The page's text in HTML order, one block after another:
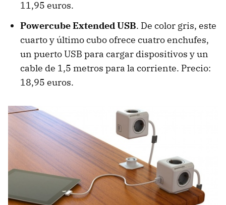
11,95 euros.
Powercube Extended USB. De color gris, este
cuarto y último cubo ofrece cuatro enchufes,
un puerto USB para cargar dispositivos y un
cable de 1,5 metros para la corriente. Precio:
18,95 euros.